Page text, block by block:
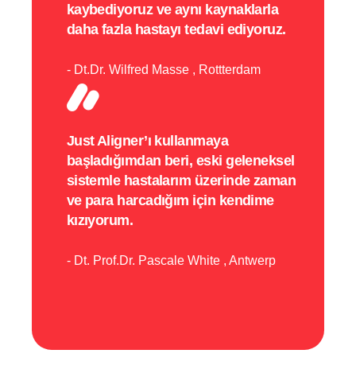
kaybediyoruz ve aynı kaynaklarla
daha fazla hastayı tedavi ediyoruz.
Dt.Dr. Wilfred Masse Rottterdam
Just Aligner’ı kullanmaya
başladığımdan beri, eski geleneksel
sistemle hastalarım üzerinde zaman
ve para harcadığım için kendime
kızıyorum.
Dt. Prof.Dr. Pascale White Antwerp